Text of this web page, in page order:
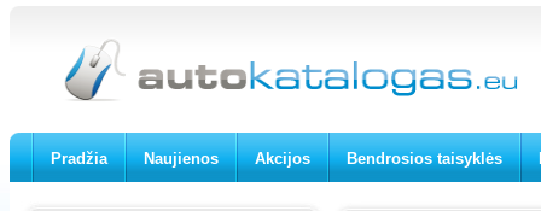
Pradžia Naujienos Akcijos Bendrosios taisyklės